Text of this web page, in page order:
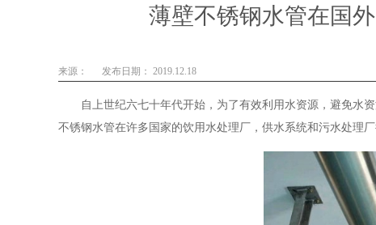
薄壁不锈钢水管在国
来源： 发布日期： 2019.12.18
自上世纪六七十年代开始，为了有效利用水资源，避免水
不锈钢水管在许多国家的饮用水处理厂，供水系统和污水处理